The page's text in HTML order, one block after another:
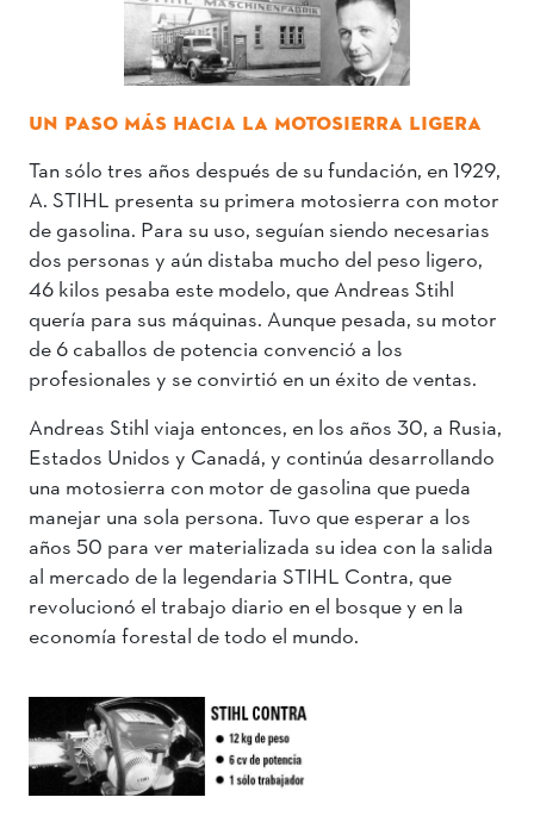
UN PASO MÁS HACIA LA MOTOSIERRA LIGERA
Tan sólo tres años después de su fundación, en 1929,
A. STIHL presenta su primera motosierra con motor
de gasolina. Para su uso, seguían siendo necesarias
dos personas y aún distaba mucho del peso ligero,
46 kilos pesaba este modelo, que Andreas Stihl
quería para sus máquinas. Aunque pesada, su motor
de 6 caballos de potencia convenció a los
profesionales y se convirtió en un éxito de ventas.
Andreas Stihl viaja entonces, en los años 30, a Rusia,
Estados Unidos y Canadá, y continúa desarrollando
una motosierra con motor de gasolina que pueda
manejar una sola persona. Tuvo que esperar a los
años 50 para ver materializada su idea con la salida
al mercado de la legendaria STIHL Contra, que
revolucionó el trabajo diario en el bosque y en la
economía forestal de todo el mundo.